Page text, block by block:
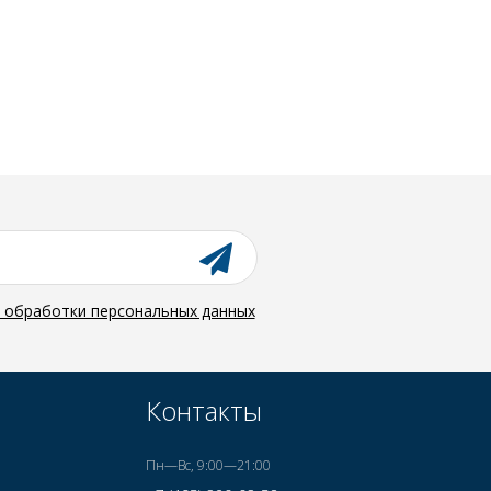
персональных данных
Контакты
Пн—Вс, 9:00—21:00